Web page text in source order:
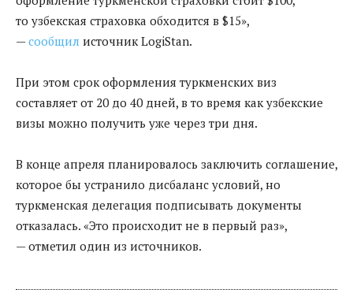
то узбекская страховка обходится в $15»,
—сообщил источник LogiStan.
При этом срок оформления туркменских виз
составляет от 20 до 40 дней, в то время как узбекские
визы можно получить уже через три дня.
В конце апреля планировалось заключить соглашение,
которое бы устранило дисбаланс условий, но
туркменская делегация подписывать документы
отказалась. «Это происходит не в первый раз»,
— отметил один из источников.